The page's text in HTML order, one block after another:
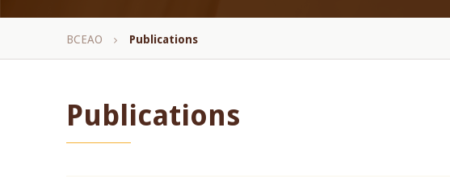
Fil
BCEAO Publications
Publications